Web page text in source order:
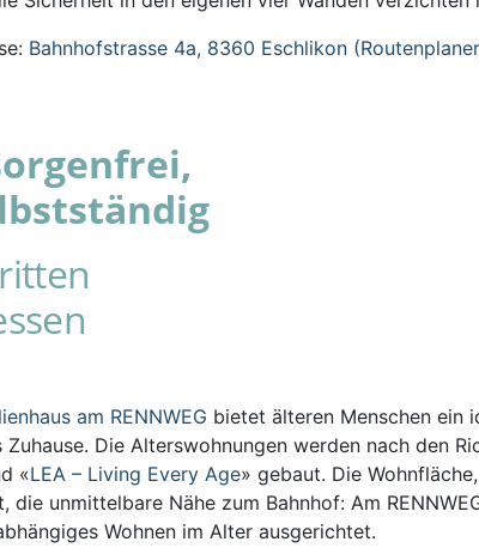
Bahnhofstrasse 4a, 8360 Eschlikon
am RENNWEG bietet älteren Menschen ein
Zuhause. Die Alterswohnungen werden nach den
«LEA – Living Every Age» gebaut. Die
die unmittelbare Nähe zum Bahnhof: Am
Wohnen im Alter ausgerichtet.